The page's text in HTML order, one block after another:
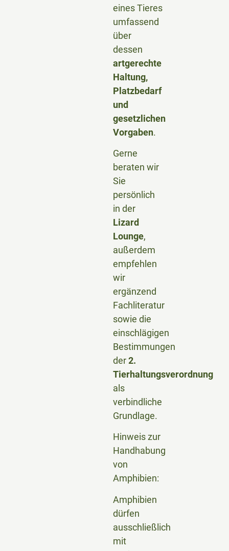
eines Tieres
umfassend
über
dessen
artgerechte
Haltung,
Platzbedarf
und
gesetzlichen
Vorgaben.
Gerne
beraten wir
Sie
persönlich
in der
Lizard
Lounge,
außerdem
empfehlen
wir
ergänzend
Fachliteratur
sowie die
einschlägigen
Bestimmungen
der2.
Tierhaltungsverordnung
als
verbindliche
Grundlage.
Hinweis zur
Handhabung
von
Amphibien:
Amphibien
dürfen
ausschließlich
mit